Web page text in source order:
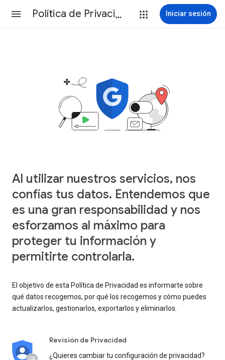
Política de Privacidad Iniciar sesión
Al utilizar nuestros servicios, nos
confías tus datos. Entendemos que
es una gran responsabilidad y nos
esforzamos al máximo para
proteger tu información y
permitirte controlarla.
El objetivo de esta Política de Privacidad es informarte sobre
qué datos recogemos, por qué los recogemos y cómo puedes
actualizarlos, gestionarlos, exportarlos y eliminarlos.
Revisión de Privacidad
¿Quieres cambiar tu configuración de privacidad?